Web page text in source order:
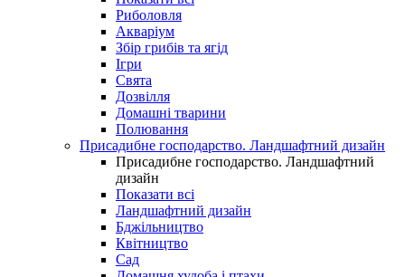
Риболовля
Акваріум
Збір грибів та ягід
Ігри
Свята
Дозвілля
Домашні тварини
Полювання
Присадибне господарство. Ландшафтний дизайн
Присадибне господарство. Ландшафтний
дизайн
Показати всі
Ландшафтний дизайн
Бджільництво
Квітництво
Сад